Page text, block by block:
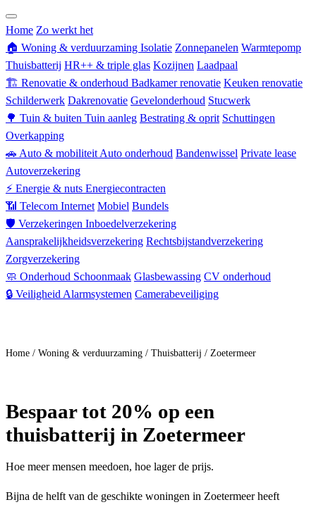
Home Zo werkt het
🏠 Woning & verduurzaming Isolatie Zonnepanelen Warmtepomp
Thuisbatterij HR++ & triple glas Kozijnen Laadpaal
🏗 Renovatie & onderhoud Badkamer renovatie Keuken renovatie
Schilderwerk Dakrenovatie Gevelonderhoud Stucwerk
🌳 Tuin & buiten Tuin aanleg Bestrating & oprit Schuttingen
Overkapping
🚗 Auto & mobiliteit Auto onderhoud Bandenwissel Private lease
Autoverzekering
⚡ Energie & nuts Energiecontracten
📶 Telecom Internet Mobiel Bundels
🛡 Verzekeringen Inboedelverzekering
Aansprakelijkheidsverzekering Rechtsbijstandverzekering
Zorgverzekering
🧼 Onderhoud Schoonmaak Glasbewassing CV onderhoud
🔒 Veiligheid Alarmsystemen Camerabeveiliging
Home / Woning & verduurzaming / Thuisbatterij / Zoetermeer
Bespaartot 20% op een
thuisbatterij in Zoetermeer
Hoe meer mensen meedoen, hoe lager de prijs.
Bijna de helft van de geschikte woningen in Zoetermeer heeft